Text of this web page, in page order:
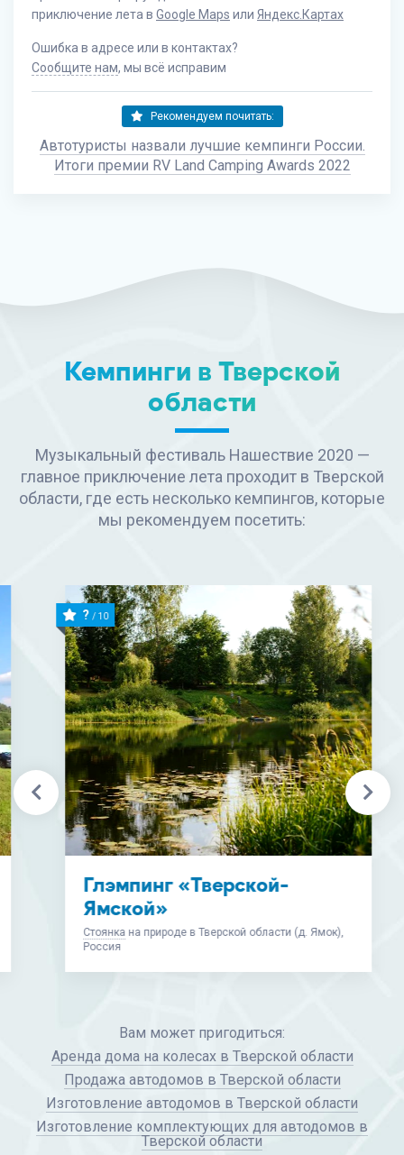
приключение лета в Google Maps или Яндекс.Картах
Ошибка в адресе или в контактах?
Сообщите нам, мы всё исправим
Рекомендуем почитать:
Автотуристы назвали лучшие кемпинги России.
Итоги премии RV Land Camping Awards 2022
Кемпинги в Тверской
области
Музыкальный фестиваль Нашествие 2020 —
главное приключение лета проходит в Тверской
области, где есть несколько кемпингов, которые
мы рекомендуем посетить:
Глэмпинг «Тверской-
Ямской»
Стоянкана природе в Тверской области (д. Ямок),
Россия
? / 10
Вам может пригодиться:
Аренда дома на колесах в Тверской области
Продажа автодомов в Тверской области
Изготовление автодомов в Тверской области
Изготовление комплектующих для автодомов в
Тверской области